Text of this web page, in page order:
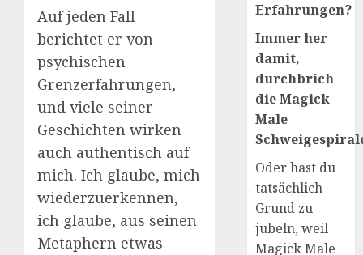
Auf jeden Fall
berichtet er von
psychischen
Grenzerfahrungen,
und viele seiner
Geschichten wirken
auch authentisch auf
mich. Ich glaube, mich
wiederzuerkennen,
ich glaube, aus seinen
Metaphern etwas
Erfahrungen?
Immer her
damit,
durchbrich
die Magick
Male
Oder hast du
tatsächlich
Grund zu
jubeln, weil
Magick Male